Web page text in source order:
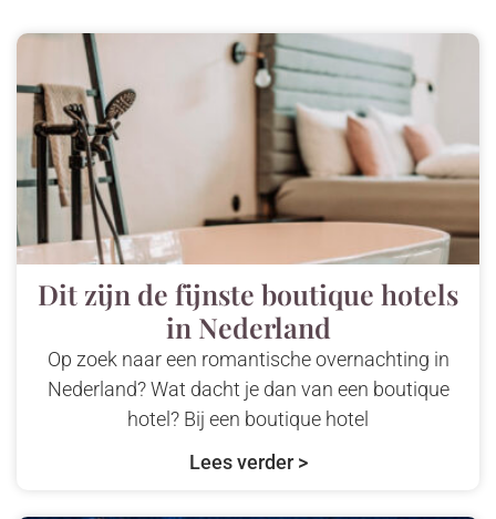
Dit zijn de fijnste boutique hotels
in Nederland
Op zoek naar een romantische overnachting in
Nederland? Wat dacht je dan van een boutique
hotel? Bij een boutique hotel
Lees verder >